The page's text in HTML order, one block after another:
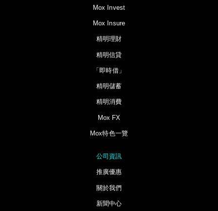
Mox Invest
Mox Insure
精明理財
精明信貸
「即時借」
精明儲蓄
精明消費
Mox FX
Mox特色一覽
公司資訊
推廣優惠
關於我們
新聞中心